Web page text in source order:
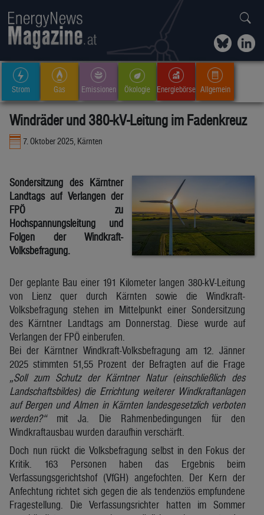
Strom Gas Emissionen Ökologie Energiebörse Allgemein
Windräder und 380-kV-Leitung im Fadenkreuz
7. Oktober 2025, Kärnten
Sondersitzung des Kärntner
Landtags auf Verlangen der
FPÖ zu
Hochspannungsleitung und
Folgen der Windkraft-
Volksbefragung.
Der geplante Bau einer 191 Kilometer langen 380-kV-Leitung
von Lienz quer durch Kärnten sowie die Windkraft-
Volksbefragung stehen im Mittelpunkt einer Sondersitzung
des Kärntner Landtags am Donnerstag. Diese wurde auf
Verlangen der FPÖ einberufen.
Bei der Kärntner Windkraft-Volksbefragung am 12. Jänner
2025 stimmten 51,55 Prozent der Befragten auf die Frage
„Soll zum Schutz der Kärntner Natur (einschließlich des
Landschaftsbildes) die Errichtung weiterer Windkraftanlagen
auf Bergen und Almen in Kärnten landesgesetzlich verboten
werden?“mit Ja. Die Rahmenbedingungen für den
Windkraftausbau wurden daraufhin verschärft.
Doch nun rückt die Volksbefragung selbst in den Fokus der
Kritik. 163 Personen haben das Ergebnis beim
Verfassungsgerichtshof (VfGH) angefochten. Der Kern der
Anfechtung richtet sich gegen die als tendenziös empfundene
Fragestellung. Die Verfassungsrichter hatten im Sommer